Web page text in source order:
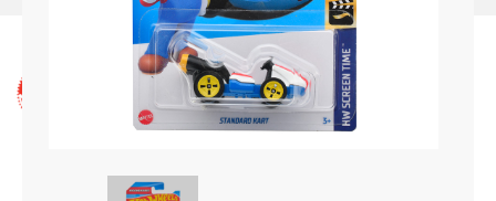
サイト利用条件
プライバシーポリシー
Cookies and Related Technology Notice
© 2026 Mattel. All Rights Reserved.